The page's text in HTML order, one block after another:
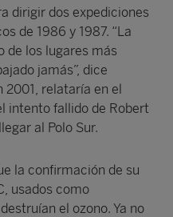
dirigir dos expediciones
de 1986 y 1987. “La
de los lugares más
jamás”, dice
2001, relataría en el
intento fallido de Robert
al Polo Sur.
la confirmación de su
usados como
el ozono. Ya no